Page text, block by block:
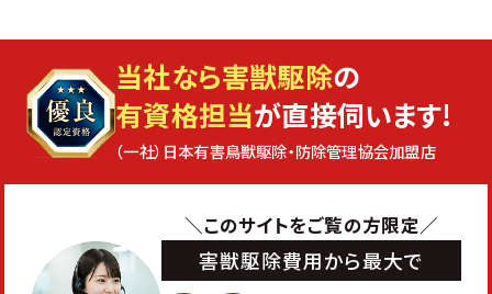
当社なら害獣駆除の
有資格担当が直接伺います!
（一社）日本有害鳥獣駆除・防除管理協会加盟店
＼このサイトをご覧の方限定／
害獣駆除費用から最大で